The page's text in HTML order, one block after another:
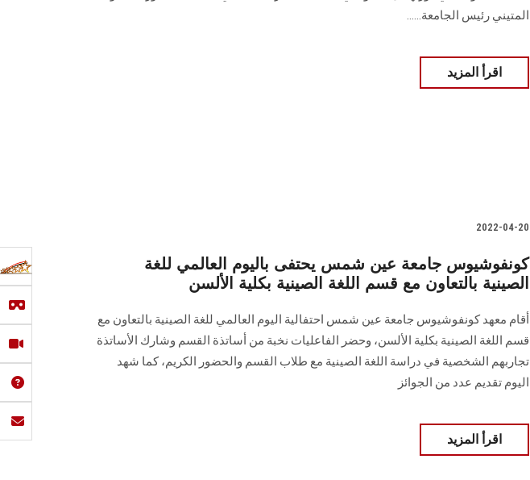
المتيني رئيس الجامعة......
اقرأ المزيد
2022-04-20
كونفوشيوس جامعة عين شمس يحتفى باليوم العالمي للغة
الصينية بالتعاون مع قسم اللغة الصينية بكلية الألسن
أقام معهد كونفوشيوس جامعة عين شمس احتفالية اليوم العالمي للغة الصينية بالتعاون مع
قسم اللغة الصينية بكلية الألسن، وحضر الفاعليات نخبة من أساتذة القسم وشارك الأساتذة
تجاربهم الشخصية في دراسة اللغة الصينية مع طلاب القسم والحضور الكريم، كما شهد
اليوم تقديم عدد من الجوائز
اقرأ المزيد